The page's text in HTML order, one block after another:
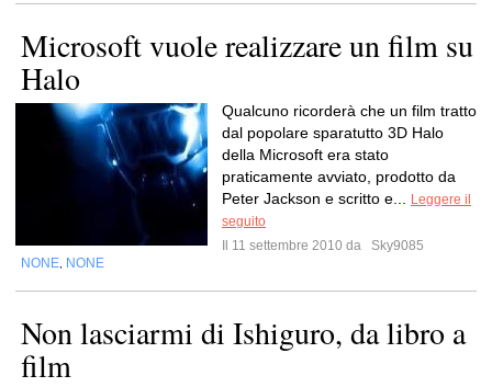
Microsoft vuole realizzare un film su
Halo
Qualcuno ricorderà che un film tratto
dal popolare sparatutto 3D Halo
della Microsoft era stato
praticamente avviato, prodotto da
Peter Jackson e scritto e...
Leggere il
seguito
Il 11 settembre 2010 da
Sky9085
NONE NONE
Non lasciarmi di Ishiguro, da libro a
film